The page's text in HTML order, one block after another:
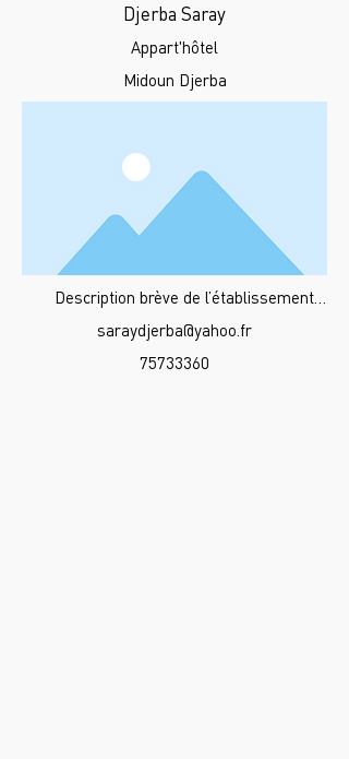
Djerba Saray
Appart'hôtel
Midoun Djerba
Description brève de l’établissement…
saraydjerba@yahoo.fr
75733360